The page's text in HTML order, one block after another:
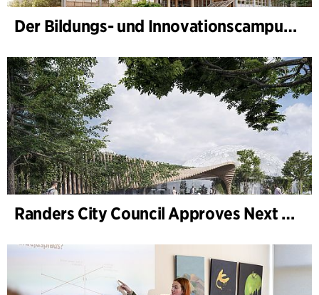
Der Bildungs- und Innovationscampus (BIC) nimmt Gestalt an
Randers City Council Approves Next Phase of Randers Regnskov (Tropical Zoo) Expansion